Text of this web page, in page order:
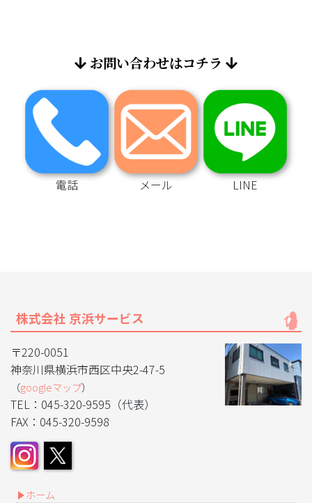
お問い合わせはコチラ
電話 メール LINE
株式会社 京浜サービス
〒220-0051
神奈川県横浜市西区中央2-47-5
（googleマップ）
TEL：045-320-9595（代表）
FAX：045-320-9598
ホーム